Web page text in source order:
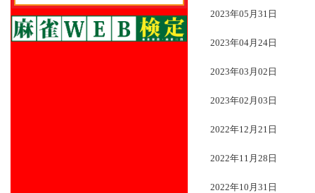
2023年05月31日
2023年04月24日
2023年03月02日
2023年02月03日
2022年12月21日
2022年11月28日
2022年10月31日